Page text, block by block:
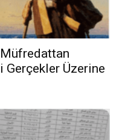
Gerçekler Üzerine